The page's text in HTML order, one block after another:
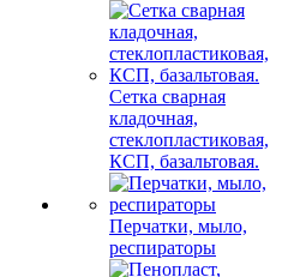
Сетка сварная
кладочная,
стеклопластиковая,
КСП, базальтовая.
Перчатки, мыло,
респираторы